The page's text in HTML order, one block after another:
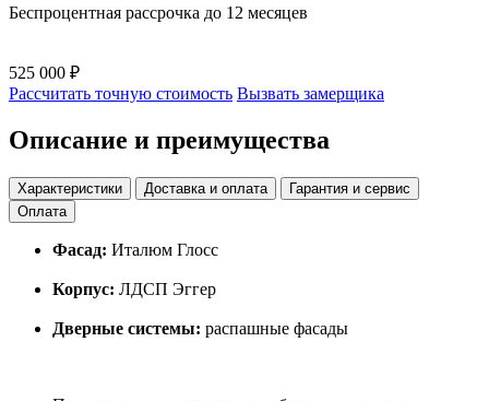
Беспроцентная рассрочка до 12 месяцев
525 000 ₽
Рассчитать точную стоимость Вызвать замерщика
Описание и преимущества
Характеристики Доставка и оплата
Гарантия и сервис
Оплата
Фасад: Италюм Глосс
Корпус: ЛДСП Эггер
Дверные системы: распашные фасады